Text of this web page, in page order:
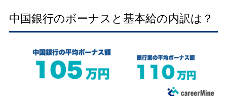
中国銀行のボーナスと基本給の内訳は？